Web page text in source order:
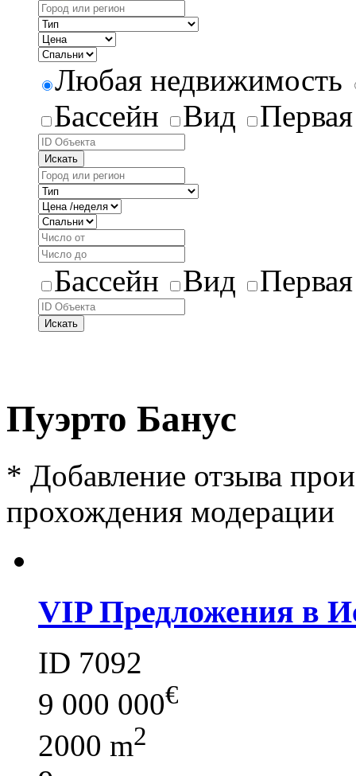
Любая недвижимость
Бассейн
Вид
Искать
Бассейн Вид
Искать
Пуэрто Банус
* Добавление отзыва
прохождения модерации
VIP Предложения в
ID 7092
9 000 000€
2000 m2